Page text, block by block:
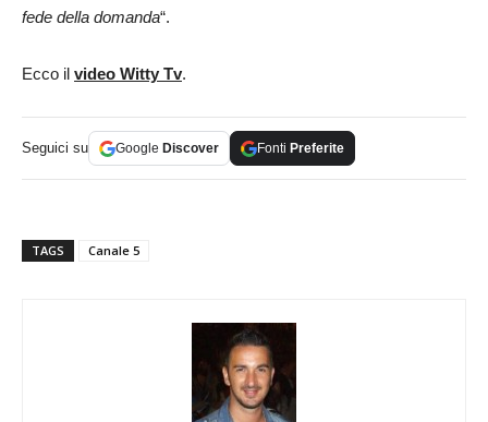
fede della domanda“.
Ecco il video Witty Tv.
Seguici su Google Discover Fonti Preferite
TAGS Canale 5